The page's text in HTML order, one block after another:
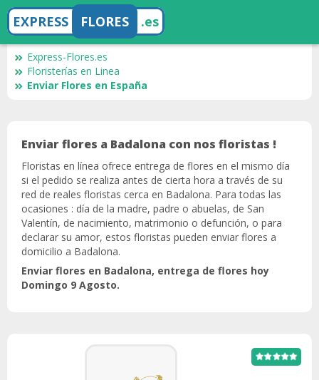
EXPRESS FLORES .es
Express-Flores.es
Floristerías en Linea
Enviar Flores en España
Enviar flores a Badalona con nos floristas !
Floristas en línea ofrece entrega de flores en el mismo día
si el pedido se realiza antes de cierta hora a través de su
red de reales floristas cerca en Badalona. Para todas las
ocasiones : día de la madre, padre o abuelas, de San
Valentín, de nacimiento, matrimonio o defunción, o para
declarar su amor, estos floristas pueden enviar flores a
domicilio a Badalona.
Enviar flores en Badalona, entrega de flores hoy
Domingo 9 Agosto.